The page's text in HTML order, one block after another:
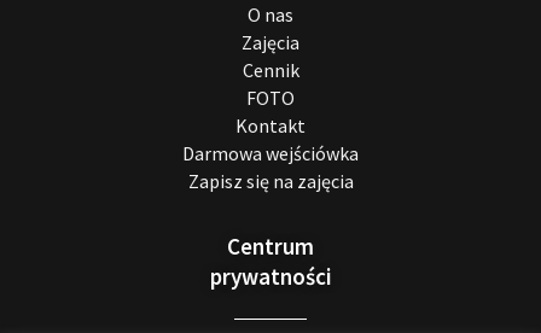
O nas
Zajęcia
Cennik
FOTO
Kontakt
Darmowa wejściówka
Zapisz się na zajęcia
Centrum
prywatności